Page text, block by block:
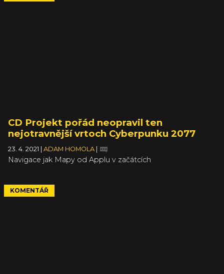
CD Projekt pořád neopravil ten
nejotravnější vrtoch Cyberpunku 2077
23. 4. 2021 ADAM HOMOLA
Navigace jak Mapy od Applu v začátcích
KOMENTÁŘ